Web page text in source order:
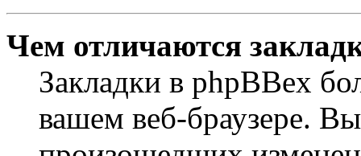
Чем отличаются
Закладки в phpBBex
вашем веб-браузере.